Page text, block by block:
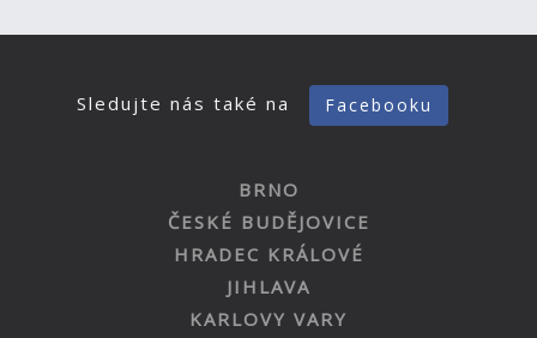
Sledujte nás také na Facebooku
BRNO
ČESKÉ BUDĚJOVICE
HRADEC KRÁLOVÉ
JIHLAVA
KARLOVY VARY